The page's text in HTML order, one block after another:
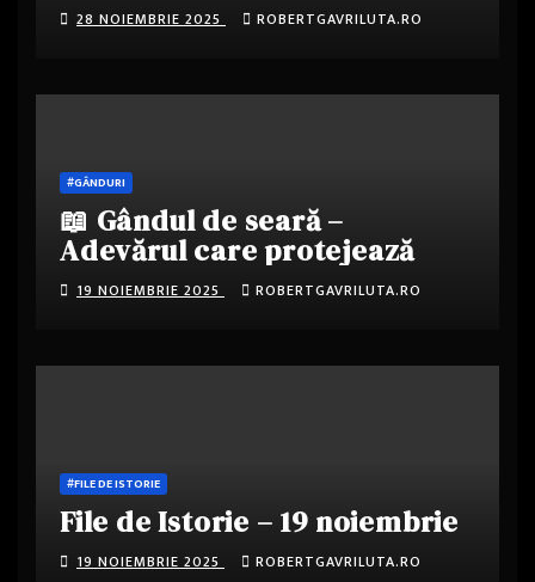
28 NOIEMBRIE 2025 ROBERTGAVRILUTA.RO
#GÂNDURI
📖 Gândul de seară –
Adevărul care protejează
19 NOIEMBRIE 2025 ROBERTGAVRILUTA.RO
#FILE DE ISTORIE
File de Istorie – 19 noiembrie
19 NOIEMBRIE 2025 ROBERTGAVRILUTA.RO